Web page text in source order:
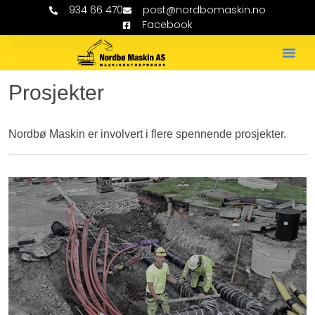
934 66 470
post@nordbomaskin.no
Facebook
Category:
Prosjekter
Nordbø Maskin er involvert i flere spennende prosjekter.